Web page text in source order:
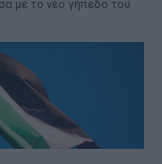
με το νέο γήπεδο του